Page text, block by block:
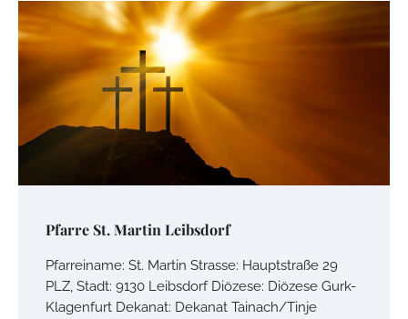
Pfarre St. Martin Leibsdorf
Pfarreiname: St. Martin Strasse: Hauptstraße 29
PLZ, Stadt: 9130 Leibsdorf Diözese: Diözese Gurk-
Klagenfurt Dekanat: Dekanat Tainach/Tinje